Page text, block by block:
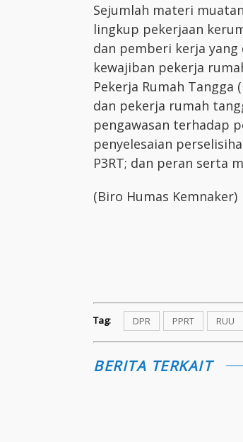
Sejumlah materi
lingkup pekerjaan
dan pemberi kerja
kewajiban pekerja
Pekerja Rumah
dan pekerja rumah
pengawasan terhadap
penyelesaian
P3RT; dan peran serta
(Biro Humas Kemnaker)
Tag: DPR PPRT RUU
BERITA TERKAIT